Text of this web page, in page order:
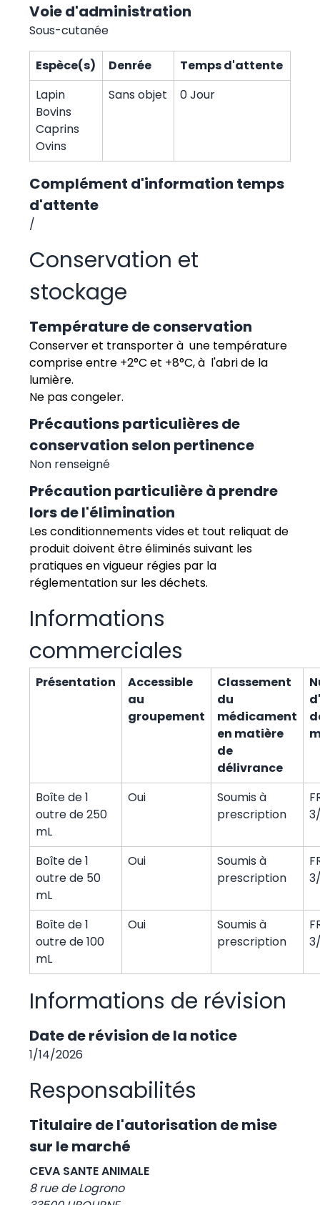
Voie d'administration
Sous-cutanée
Espèce(s) Denrée
Temps d'attente
Lapin
Bovins
Caprins
Ovins
Sans objet 0 Jour
Complément d'information temps
d'attente
/
Conservation et
stockage
Température de conservation
Conserver et transporter à une température
comprise entre +2°C et +8°C, à l'abri de la
lumière.
Ne pas congeler.
Précautions particulières de
conservation selon pertinence
Non renseigné
Précaution particulière à prendre
lors de l'élimination
Les conditionnements vides et tout reliquat de
produit doivent être éliminés suivant les
pratiques en vigueur régies par la
réglementation sur les déchets.
Informations
commerciales
Présentation
Accessible
au
groupement
Classement
du
médicament
en matière
de
délivrance
Boîte de 1
outre de 250
mL
Oui
Soumis à
prescription
Boîte de 1
outre de 50
mL
Oui
Soumis à
prescription
Boîte de 1
outre de 100
mL
Oui
Soumis à
prescription
Informations de révision
Date de révision de la notice
1/14/2026
Responsabilités
Titulaire de l'autorisation de mise
sur le marché
CEVA SANTE ANIMALE
8 rue de Logrono